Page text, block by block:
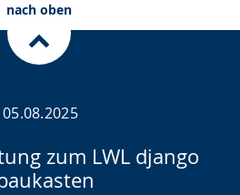
nach oben
zum LWL django